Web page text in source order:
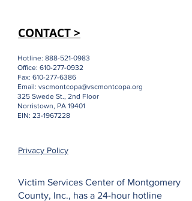
CONTACT >
Hotline: 888-521-0983
Office: 610-277-0932
Fax: 610-277-6386
Email: vscmontcopa@vscmontcopa.org
325 Swede St., 2nd Floor
Norristown, PA 19401
EIN: 23-1967228
Privacy Policy
Victim Services Center of Montgomery
County, Inc., has a 24-hour hotline